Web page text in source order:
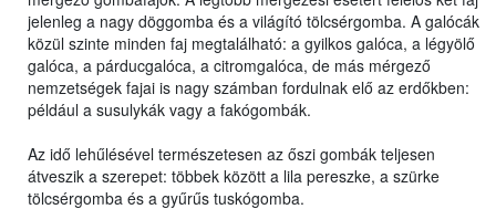
jelenleg a nagy döggomba és a világító tölcsérgomba. A galócák
közül szinte minden faj megtalálható: a gyilkos galóca, a légyölő
galóca, a párducgalóca, a citromgalóca, de más mérgező
nemzetségek fajai is nagy számban fordulnak elő az erdőkben:
például a susulykák vagy a fakógombák.
Az idő lehűlésével természetesen az őszi gombák teljesen
átveszik a szerepet: többek között a lila pereszke, a szürke
tölcsérgomba és a gyűrűs tuskógomba.